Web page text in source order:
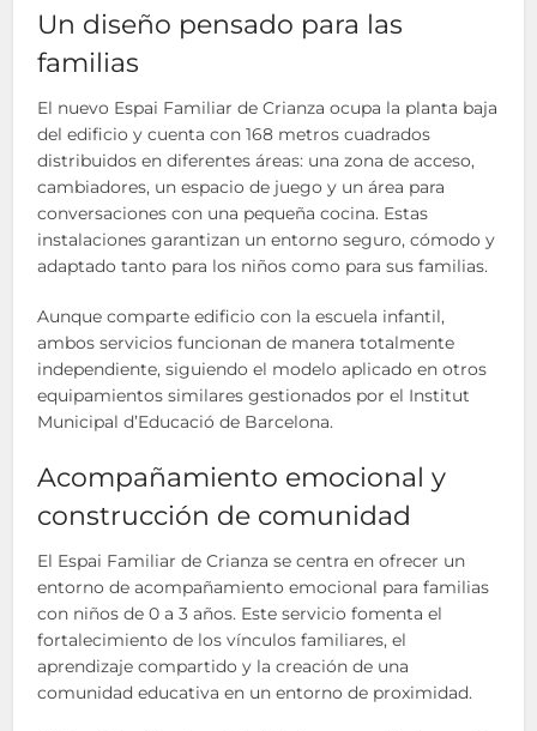
Un diseño pensado para las
familias
El nuevo Espai Familiar de Crianza ocupa la planta baja
del edificio y cuenta con 168 metros cuadrados
distribuidos en diferentes áreas: una zona de acceso,
cambiadores, un espacio de juego y un área para
conversaciones con una pequeña cocina. Estas
instalaciones garantizan un entorno seguro, cómodo y
adaptado tanto para los niños como para sus familias.
Aunque comparte edificio con la escuela infantil,
ambos servicios funcionan de manera totalmente
independiente, siguiendo el modelo aplicado en otros
equipamientos similares gestionados por el Institut
Municipal d’Educació de Barcelona.
Acompañamiento emocional y
construcción de comunidad
El Espai Familiar de Crianza se centra en ofrecer un
entorno de acompañamiento emocional para familias
con niños de 0 a 3 años. Este servicio fomenta el
fortalecimiento de los vínculos familiares, el
aprendizaje compartido y la creación de una
comunidad educativa en un entorno de proximidad.